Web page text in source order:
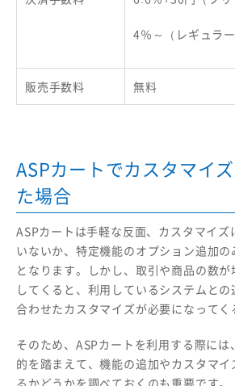
4％～（レギュラー
販売手数料 無料
ASPカートでカスタマイ
た場合
ASPカートは手軽な反面、カスタマイズ
いないか、特定機能のオプション追加
となります。しかし、取引や商品の数
してくると、利用しているシステムと
合わせたカスタマイズが必要になってく
そのため、ASPカートを利用する際には
的を踏まえて、機能の追加やカスタマ
るかどうかを調べておくのも重要です。